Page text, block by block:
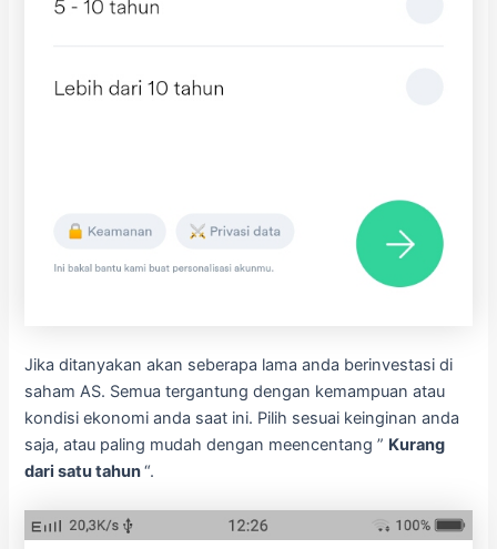
Jika ditanyakan akan seberapa lama anda berinvestasi di
saham AS. Semua tergantung dengan kemampuan atau
kondisi ekonomi anda saat ini. Pilih sesuai keinginan anda
saja, atau paling mudah dengan meencentang ” Kurang
dari satu tahun“.